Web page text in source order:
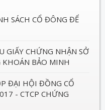
SÁCH CỔ ĐÔNG ĐỂ
GIẤY CHỨNG NHẬN SỞ
BẢO MINH
ĐẠI HỘI ĐỒNG CỔ
- CTCP CHỨNG